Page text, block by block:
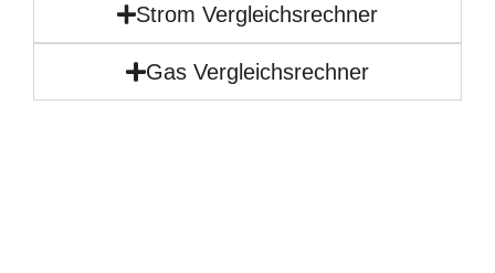
Strom Vergleichsrechner
Gas Vergleichsrechner